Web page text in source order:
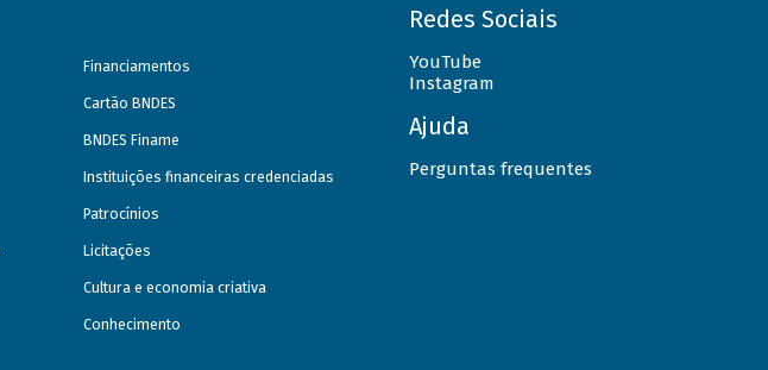
Financiamentos
Cartão BNDES
BNDES Finame
Instituições financeiras credenciadas
Patrocínios
Licitações
Cultura e economia criativa
Conhecimento
Redes Sociais
YouTube
Instagram
Ajuda
Perguntas frequentes